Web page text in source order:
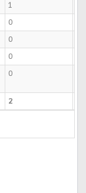
1
0
0
0
0
2